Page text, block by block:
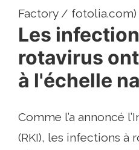
Factory / fotolia.com)
Les
rotavirus
à l'échelle
Comme l’a annoncé
(RKI), les infections à